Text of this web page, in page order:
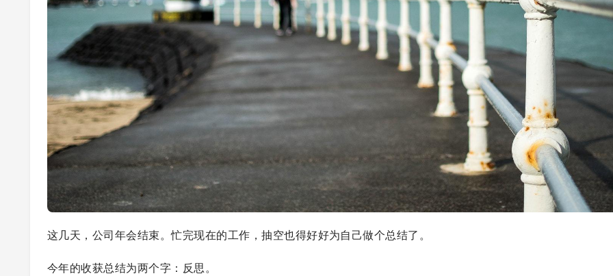
这几天，公司年会结束。忙完现在的工作，抽空也得好好为自己做个总结了。
今年的收获总结为两个字：反思。